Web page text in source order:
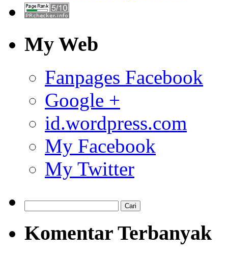
My Web
Fanpages Facebook
Google +
id.wordpress.com
My Facebook
My Twitter
Komentar Terbanyak